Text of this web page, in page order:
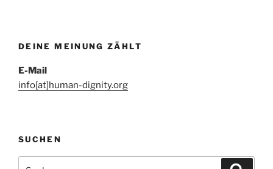
DEINE MEINUNG ZÄHLT
E-Mail
info[at]human-dignity.org
SUCHEN